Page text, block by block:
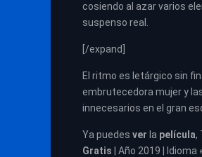
cosiendo al azar varios
suspenso real.
[/expand]
El ritmo es letárgico sin
embrutecedora mujer y
innecesarios en el gran
Ya puedes ver la película,
Gratis | Año 2019 |